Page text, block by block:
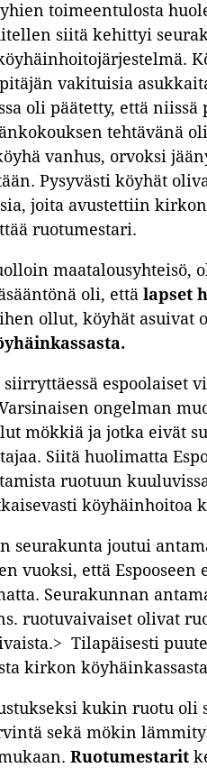
toimeentulosta
siitä kehittyi
vakituisia
oli päätetty, että
tehtävänä
vanhus, orvoksi
Pysyvästi köyhät
joita avustettiin
ruotumestari.
maatalousyhteisö,
oli, että lapset
ollut, köyhät asuivat
espoolaiset
ongelman
mökkiä ja jotka eivät
Siitä huolimatta
ruotuun
köyhäinhoitoa
seurakunta joutui
vuoksi, että
Seurakunnan
ruotuvaivaiset olivat
Tilapäisesti
kirkon
kukin ruotu
sekä mökin
Ruotumestarit